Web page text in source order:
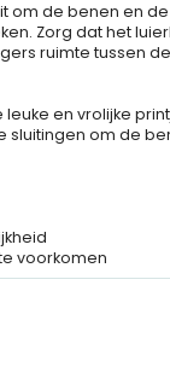
om de benen en
Zorg dat het
ruimte tussen
en vrolijke
sluitingen om de
voorkomen